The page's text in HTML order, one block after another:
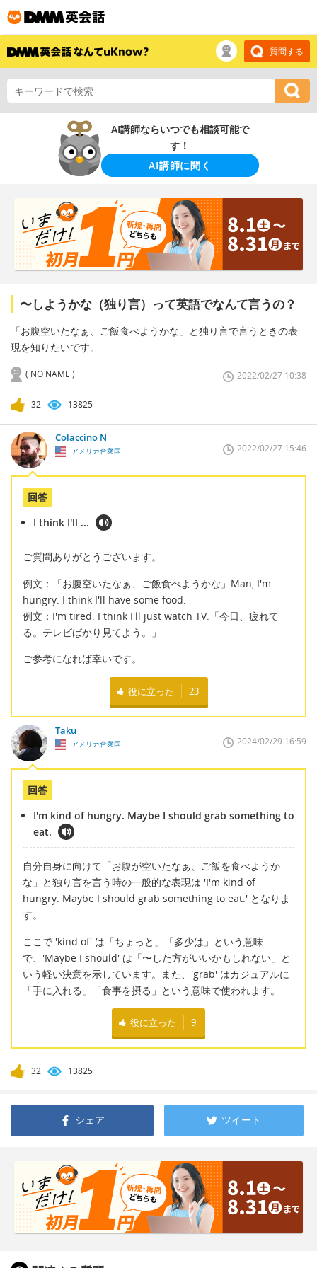
質問する
AI講師ならいつでも相談可能で
す！
AI講師に聞く
〜しようかな（独り言）って英語でなんて言うの？
「お腹空いたなぁ、ご飯食べようかな」と独り言で言うときの表
現を知りたいです。
( NO NAME ) 2022/02/27 10:38
32 13825
Colaccino N
アメリカ合衆国 2022/02/27 15:46
回答
I think I'll ...
ご質問ありがとうございます。
例文：「お腹空いたなぁ、ご飯食べようかな」Man, I'm
hungry. I think I'll have some food.
例文：I'm tired. I think I'll just watch TV.「今日、疲れて
る。テレビばかり見てよう。」
ご参考になれば幸いです。
役に立った 23
Taku
アメリカ合衆国 2024/02/29 16:59
回答
I'm kind of hungry. Maybe I should grab something to
eat.
自分自身に向けて「お腹が空いたなぁ、ご飯を食べようか
な」と独り言を言う時の一般的な表現は 'I'm kind of
hungry. Maybe I should grab something to eat.' となりま
す。
ここで 'kind of' は「ちょっと」「多少は」という意味
で、'Maybe I should' は「〜した方がいいかもしれない」と
いう軽い決意を示しています。また、'grab' はカジュアルに
「手に入れる」「食事を摂る」という意味で使われます。
役に立った 9
32 13825
シェア ツイート